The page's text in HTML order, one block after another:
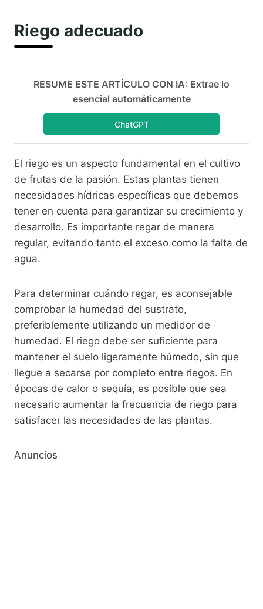
Riego adecuado
RESUME ESTE ARTÍCULO CON IA: Extrae lo
esencial automáticamente
ChatGPT
El riego es un aspecto fundamental en el cultivo
de frutas de la pasión. Estas plantas tienen
necesidades hídricas específicas que debemos
tener en cuenta para garantizar su crecimiento y
desarrollo. Es importante regar de manera
regular, evitando tanto el exceso como la falta de
agua.
Para determinar cuándo regar, es aconsejable
comprobar la humedad del sustrato,
preferiblemente utilizando un medidor de
humedad. El riego debe ser suficiente para
mantener el suelo ligeramente húmedo, sin que
llegue a secarse por completo entre riegos. En
épocas de calor o sequía, es posible que sea
necesario aumentar la frecuencia de riego para
satisfacer las necesidades de las plantas.
Anuncios